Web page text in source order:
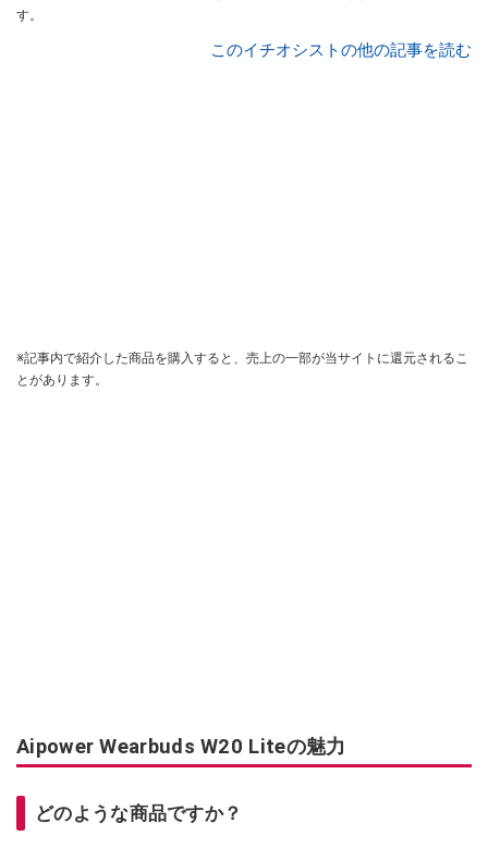
す。
このイチオシストの他の記事を読む
※記事内で紹介した商品を購入すると、売上の一部が当サイトに還元されるこ
とがあります。
Aipower Wearbuds W20 Liteの魅力
どのような商品ですか？